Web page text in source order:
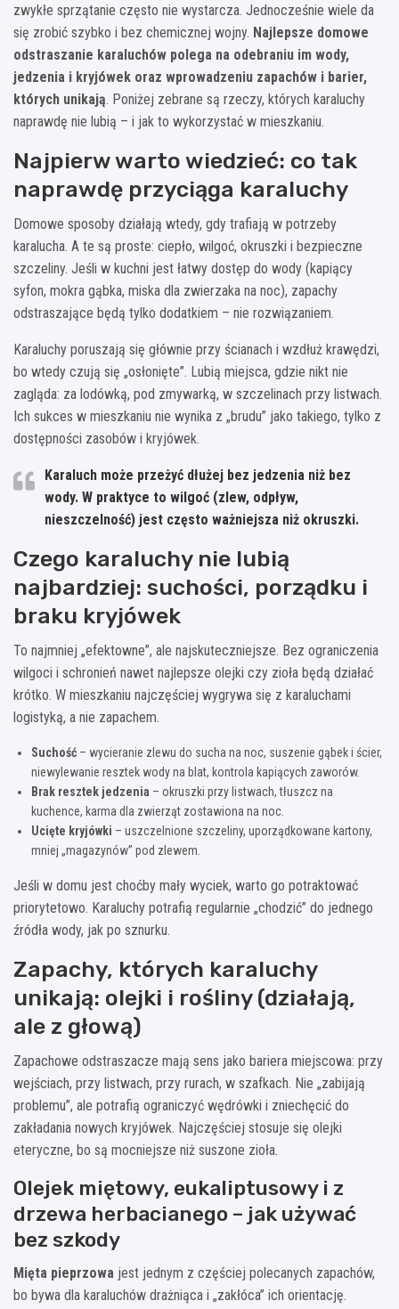
zwykłe sprzątanie często nie wystarcza. Jednocześnie wiele da
się zrobić szybko i bez chemicznej wojny. Najlepsze domowe
odstraszanie karaluchów polega na odebraniu im wody,
jedzenia i kryjówek oraz wprowadzeniu zapachów i barier,
których unikają. Poniżej zebrane są rzeczy, których karaluchy
naprawdę nie lubią – i jak to wykorzystać w mieszkaniu.
Najpierw warto wiedzieć: co tak
naprawdę przyciąga karaluchy
Domowe sposoby działają wtedy, gdy trafiają w potrzeby
karalucha. A te są proste: ciepło, wilgoć, okruszki i bezpieczne
szczeliny. Jeśli w kuchni jest łatwy dostęp do wody (kapiący
syfon, mokra gąbka, miska dla zwierzaka na noc), zapachy
odstraszające będą tylko dodatkiem – nie rozwiązaniem.
Karaluchy poruszają się głównie przy ścianach i wzdłuż krawędzi,
bo wtedy czują się „osłonięte”. Lubią miejsca, gdzie nikt nie
zagląda: za lodówką, pod zmywarką, w szczelinach przy listwach.
Ich sukces w mieszkaniu nie wynika z „brudu” jako takiego, tylko z
dostępności zasobów i kryjówek.
Karaluch może przeżyć dłużej bez jedzenia niż bez
wody. W praktyce to wilgoć (zlew, odpływ,
nieszczelność) jest często ważniejsza niż okruszki.
Czego karaluchy nie lubią
najbardziej: suchości, porządku i
braku kryjówek
To najmniej „efektowne”, ale najskuteczniejsze. Bez ograniczenia
wilgoci i schronień nawet najlepsze olejki czy zioła będą działać
krótko. W mieszkaniu najczęściej wygrywa się z karaluchami
logistyką, a nie zapachem.
Suchość – wycieranie zlewu do sucha na noc, suszenie gąbek i ścier,
niewylewanie resztek wody na blat, kontrola kapiących zaworów.
Brak resztek jedzenia – okruszki przy listwach, tłuszcz na
kuchence, karma dla zwierząt zostawiona na noc.
Ucięte kryjówki – uszczelnione szczeliny, uporządkowane kartony,
mniej „magazynów” pod zlewem.
Jeśli w domu jest choćby mały wyciek, warto go potraktować
priorytetowo. Karaluchy potrafią regularnie „chodzić” do jednego
źródła wody, jak po sznurku.
Zapachy, których karaluchy
unikają: olejki i rośliny (działają,
ale z głową)
Zapachowe odstraszacze mają sens jako bariera miejscowa: przy
wejściach, przy listwach, przy rurach, w szafkach. Nie „zabijają
problemu”, ale potrafią ograniczyć wędrówki i zniechęcić do
zakładania nowych kryjówek. Najczęściej stosuje się olejki
eteryczne, bo są mocniejsze niż suszone zioła.
Olejek miętowy, eukaliptusowy i z
drzewa herbacianego – jak używać
bez szkody
Mięta pieprzowa jest jednym z częściej polecanych zapachów,
bo bywa dla karaluchów drażniąca i „zakłóca” ich orientację.